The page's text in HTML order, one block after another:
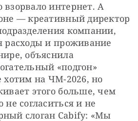
интернет. А
— креативный директор
компании,
расходы и проживание
объяснила
«подгон»
хотим на ЧМ-2026, но
этого больше, чем
согласиться и не
слоган Cabify: «Мы